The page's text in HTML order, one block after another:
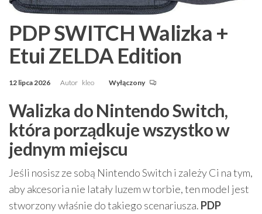
PDP SWITCH Walizka +
Etui ZELDA Edition
12 lipca 2026 Autor kleo Wyłączony
Walizka do Nintendo Switch,
która porządkuje wszystko w
jednym miejscu
Jeśli nosisz ze sobą Nintendo Switch i zależy Ci na tym,
aby akcesoria nie latały luzem w torbie, ten model jest
stworzony właśnie do takiego scenariusza. PDP